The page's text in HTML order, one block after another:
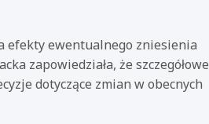
efekty ewentualnego zniesienia
zapowiedziała, że szczegółowe
dotyczące zmian w obecnych